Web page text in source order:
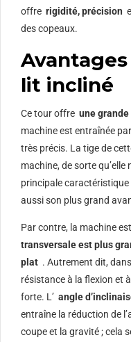
offre rigidité, précision
des copeaux.
lit incliné
Ce tour offre une grande
machine est entraînée
très précis. La tige de
machine, de sorte qu’elle
principale caractéristique
aussi son plus grand
Par contre, la machine
transversale est plus
plat . Autrement dit,
résistance à la flexion et
forte. L’ angle
entraîne la réduction de
coupe et la gravité ; cela